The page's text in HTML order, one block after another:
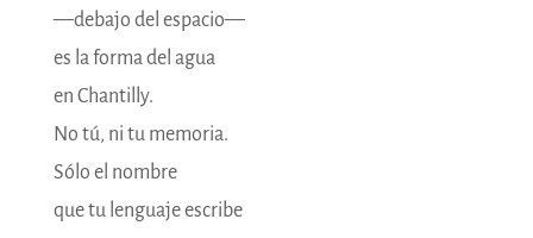
―debajo del espacio―
es la forma del agua
en Chantilly.
No tú, ni tu memoria.
Sólo el nombre
que tu lenguaje escribe